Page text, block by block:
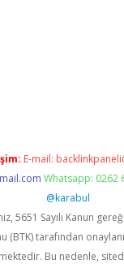
E-mail:
Whatsapp: 0262
@karabul
5651 Sayılı Kanun
(BTK) tarafından
Bu nedenle,